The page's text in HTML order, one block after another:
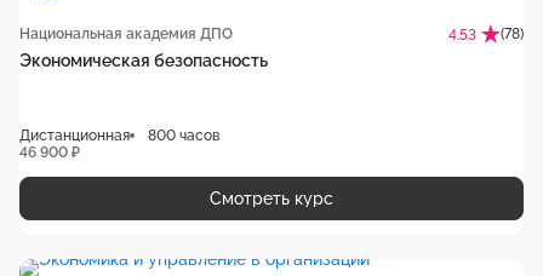
Национальная академия ДПО 4.53 (78)
Экономическая безопасность
Дистанционная
800 часов
46 900 ₽
Смотреть курс